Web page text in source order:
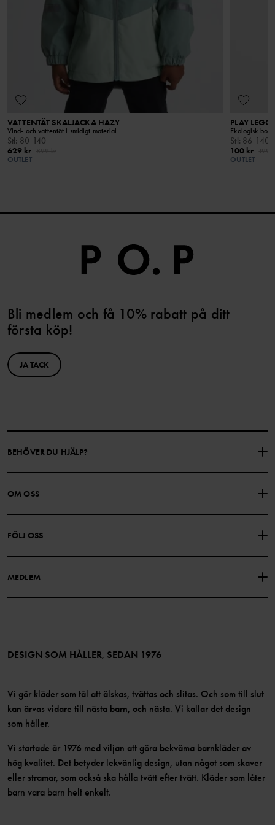
I vår tvättguide hittar du information om hur du tvättar och tar
hand om dina plagg på bästa sätt.
LÄS MER
materialet kommer från återvunna PET-flaskor.
VATTENTÄT SKALJACKA HAZY
Vind- och vattentät i smidigt material
Stl : 80-140
629 kr
OUTLET
PLAY
Ekologisk
Stl : 86-140
100 kr
OUTLET
Bli medlem och få 10% rabatt på ditt
första köp!
JA TACK
BEHÖVER DU HJÄLP?
KONTAKTA OSS
PRESENTKORTSALDO KÖPVILLKOR
INTEGRITETSPOLICY
OM OSS
FÖLJ OSS
MEDLEM
Bli medlem
DESIGN SOM HÅLLER, SEDAN 1976
Vi gör kläder som tål att älskas, tvättas och slitas. Och som till slut
kan ärvas vidare till nästa barn, och nästa. Vi kallar det design
som håller.
Vi startade år 1976 med viljan att göra bekväma barnkläder av
hög kvalitet. Det betyder lekvänlig design, utan något som skaver
eller stramar, som också ska hålla tvätt efter tvätt. Kläder som låter
barn vara barn helt enkelt.